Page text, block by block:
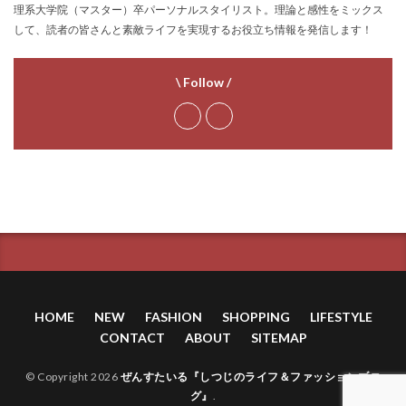
理系大学院（マスター）卒パーソナルスタイリスト。理論と感性をミックス
して、読者の皆さんと素敵ライフを実現するお役立ち情報を発信します！
\ Follow /
HOME NEW FASHION SHOPPING
LIFESTYLE
CONTACT
ABOUT SITEMAP
© Copyright 2026 ぜんすたいる『しつじのライフ＆ファッションブロ
グ』 .